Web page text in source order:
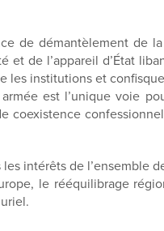
de démantèlement de
de l’appareil d’État
les institutions et
est l’unique voie
coexistence
intérêts de l’ensemble
le rééquilibrage